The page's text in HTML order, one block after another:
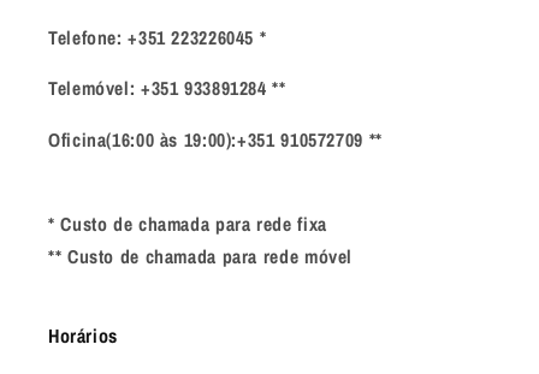
Telefone: +351 223226045 *
Telemóvel: +351 933891284 **
Oficina(16:00 às 19:00):+351 910572709 **
* Custo de chamada para rede fixa
** Custo de chamada para rede móvel
Horários